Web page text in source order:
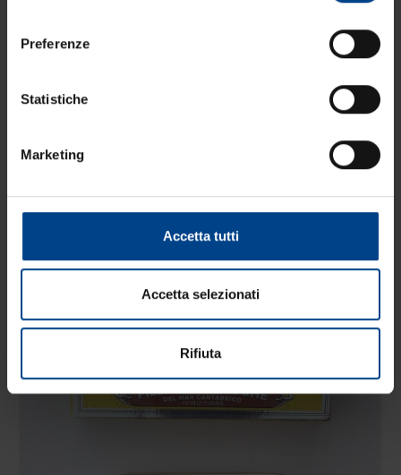
Preferenze
Statistiche
Marketing
Accetta tutti
Accetta selezionati
Rifiuta
https://www.cateringross.net/it-it/tonno-in-olio-doliva-big-
in olio d’oliva Big Chef
Tonnoin olio d’oliva Big Chef Il
è uno dei pesci più noti dei
in olio d’oliva
BigChef, si rivolge ad una delle aziende più serie del settore, la
Callipo di Pizzo Calabro, [...]